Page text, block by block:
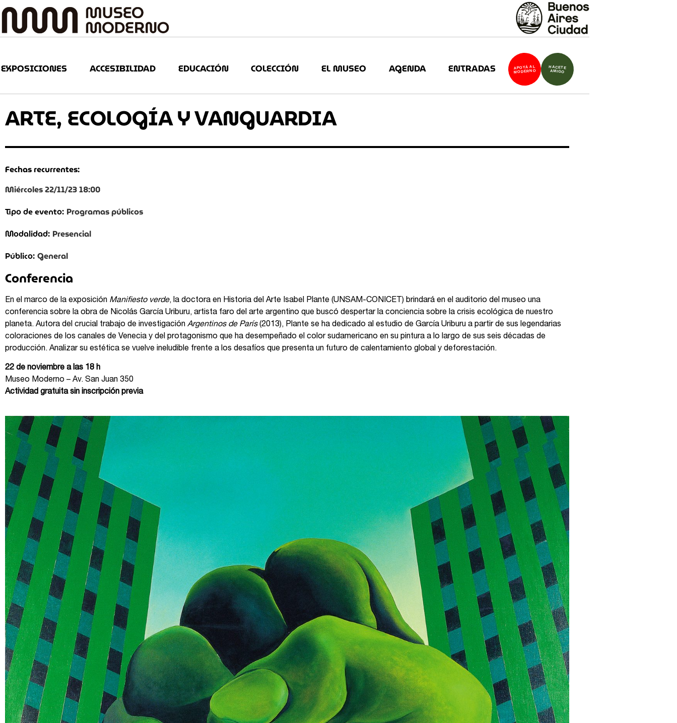
EXPOSICIONES ACCESIBILIDAD EDUCACIÓN COLECCIÓN EL MUSEO AGENDA ENTRADAS APOYÁ AL
MODERNO
HACETE
AMIGO
ARTE, ECOLOGÍA Y VANGUARDIA
Fechas recurrentes:
Miércoles 22/11/23 18:00
Tipo de evento: Programas públicos
Modalidad: Presencial
Público: General
Conferencia
En el marco de la exposición Manifiesto verde, la doctora en Historia del Arte Isabel Plante (UNSAM-CONICET) brindará en el auditorio del museo una
conferencia sobre la obra de Nicolás García Uriburu, artista faro del arte argentino que buscó despertar la conciencia sobre la crisis ecológica de nuestro
planeta. Autora del crucial trabajo de investigación Argentinos de París(2013), Plante se ha dedicado al estudio de García Uriburu a partir de sus legendarias
coloraciones de los canales de Venecia y del protagonismo que ha desempeñado el color sudamericano en su pintura a lo largo de sus seis décadas de
producción. Analizar su estética se vuelve ineludible frente a los desafíos que presenta un futuro de calentamiento global y deforestación.
22 de noviembre a las 18 h
Museo Moderno – Av. San Juan 350
Actividad gratuita sin inscripción previa